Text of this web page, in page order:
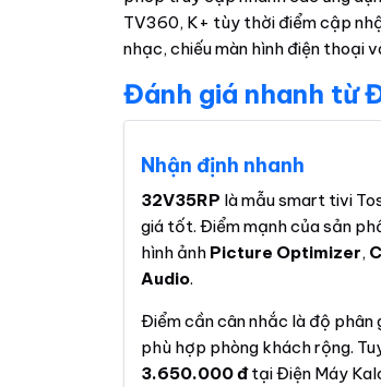
TV360, K+ tùy thời điểm cập
nhạc, chiếu màn hình điện thoại
Đánh giá nhanh từ
Nhận định nhanh
32V35RP là mẫu smart tivi
giá tốt. Điểm mạnh của sản
hình ảnh Picture Optimizer,
Audio.
Điểm cần cân nhắc là độ phân
phù hợp phòng khách rộng.
3.650.000 đtại Điện Máy